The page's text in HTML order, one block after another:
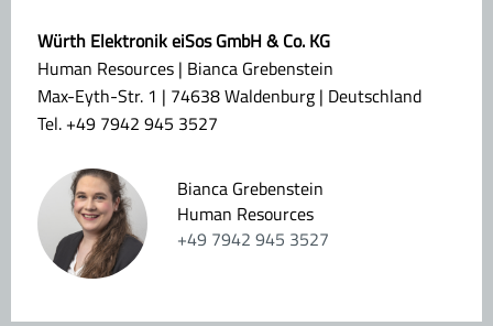
Würth Elektronik eiSos GmbH & Co. KG
Human Resources | Bianca Grebenstein
Max-Eyth-Str. 1 | 74638 Waldenburg | Deutschland
Tel. +49 7942 945 3527
Bianca Grebenstein
Human Resources
+49 7942 945 3527